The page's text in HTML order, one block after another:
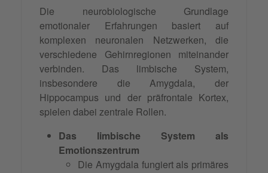
Die neurobiologische Grundlage
emotionaler Erfahrungen basiert auf
komplexen neuronalen Netzwerken, die
verschiedene Gehirnregionen miteinander
verbinden. Das limbische System,
insbesondere die Amygdala, der
Hippocampus und der präfrontale Kortex,
spielen dabei zentrale Rollen.
Das limbische System als
Emotionszentrum
Die Amygdala fungiert als primäres